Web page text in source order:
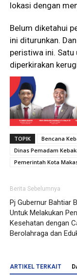
lokasi dengan
Belum diketahui
ini diturunkan.
peristiwa ini.
diperkirakan
TOPIK
Bencana
Dinas Pemadam
Pemerintah Kota
Berita Sebelumnya
Pj Gubernur Bahtiar
Untuk Melakukan
Kesehatan dengan
Berolahraga dan
ARTIKEL TERKAIT